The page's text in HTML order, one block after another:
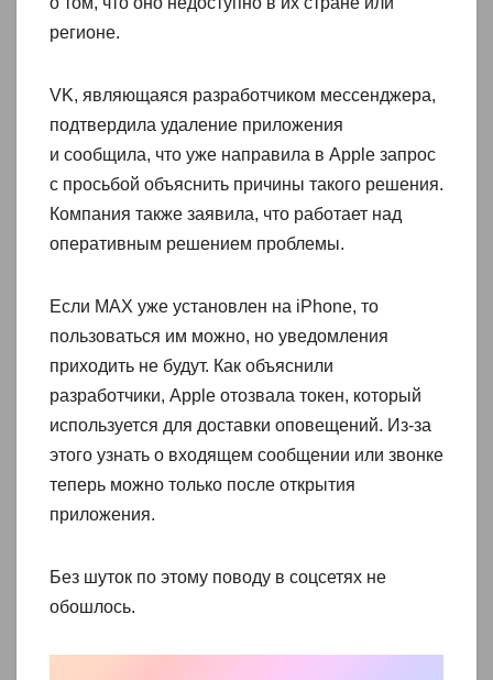
регионе.
VK, являющаяся разработчиком мессенджера,
подтвердила удаление приложения
и сообщила, что уже направила в Apple запрос
с просьбой объяснить причины такого решения.
Компания также заявила, что работает над
оперативным решением проблемы.
Если MAX уже установлен на iPhone, то
пользоваться им можно, но уведомления
приходить не будут. Как объяснили
разработчики, Apple отозвала токен, который
используется для доставки оповещений. Из-за
этого узнать о входящем сообщении или звонке
теперь можно только после открытия
приложения.
Без шуток по этому поводу в соцсетях не
обошлось.